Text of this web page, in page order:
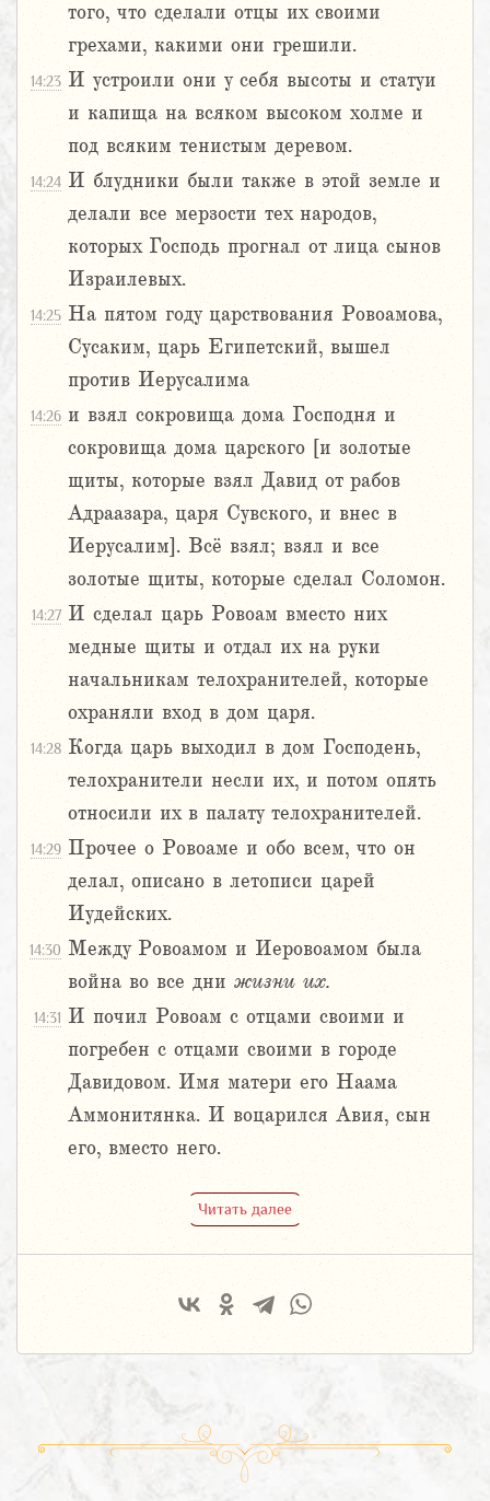
того, что сделали отцы их своими
грехами, какими они грешили.
14:23 И устроили они у себя высоты и статуи
и капища на всяком высоком холме и
под всяким тенистым деревом.
14:24 И блудники были также в этой земле и
делали все мерзости тех народов,
которых Господь прогнал от лица сынов
Израилевых.
14:25 На пятом году царствования Ровоамова,
Сусаким, царь Египетский, вышел
против Иерусалима
14:26 и взял сокровища дома Господня и
сокровища дома царского [и золотые
щиты, которые взял Давид от рабов
Адраазара, царя Сувского, и внес в
Иерусалим]. Всё взял; взял и все
золотые щиты, которые сделал Соломон.
14:27 И сделал царь Ровоам вместо них
медные щиты и отдал их на руки
начальникам телохранителей, которые
охраняли вход в дом царя.
14:28 Когда царь выходил в дом Господень,
телохранители несли их, и потом опять
относили их в палату телохранителей.
14:29 Прочее о Ровоаме и обо всем, что он
делал, описано в летописи царей
Иудейских.
14:30 Между Ровоамом и Иеровоамом была
война во все дни жизни их.
14:31 И почил Ровоам с отцами своими и
погребен с отцами своими в городе
Давидовом. Имя матери его Наама
Аммонитянка. И воцарился Авия, сын
его, вместо него.
Читать далее